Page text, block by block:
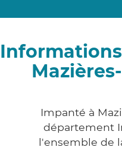
Impanté à
département
l'ensemble de